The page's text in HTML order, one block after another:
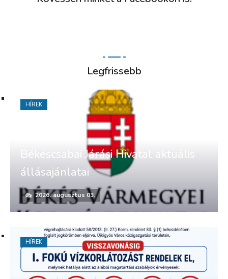
Legfrissebb
Békéscsabai Járási Hivatal aktuális
állásajánlatai
2026. augusztus 03.
HÍREK
HÍREK